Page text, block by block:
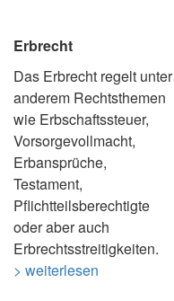
Erbrecht
Das Erbrecht regelt unter
anderem Rechtsthemen
wie Erbschaftssteuer,
Vorsorgevollmacht,
Erbansprüche,
Testament,
Pflichtteilsberechtigte
oder aber auch
Erbrechtsstreitigkeiten.
> weiterlesen